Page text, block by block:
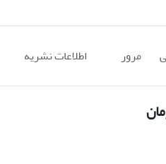
مرور اطلاعات نشریه